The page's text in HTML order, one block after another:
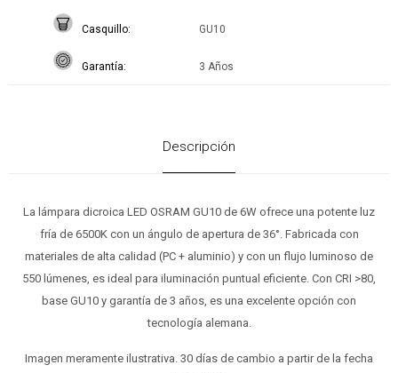
Casquillo GU10
Garantía 3 Años
Descripción
La lámpara dicroica LED OSRAM GU10 de 6W ofrece una potente luz
fría de 6500K con un ángulo de apertura de 36°. Fabricada con
materiales de alta calidad (PC + aluminio) y con un flujo luminoso de
550 lúmenes, es ideal para iluminación puntual eficiente. Con CRI >80,
base GU10 y garantía de 3 años, es una excelente opción con
tecnología alemana.
Imagen meramente ilustrativa. 30 días de cambio a partir de la fecha